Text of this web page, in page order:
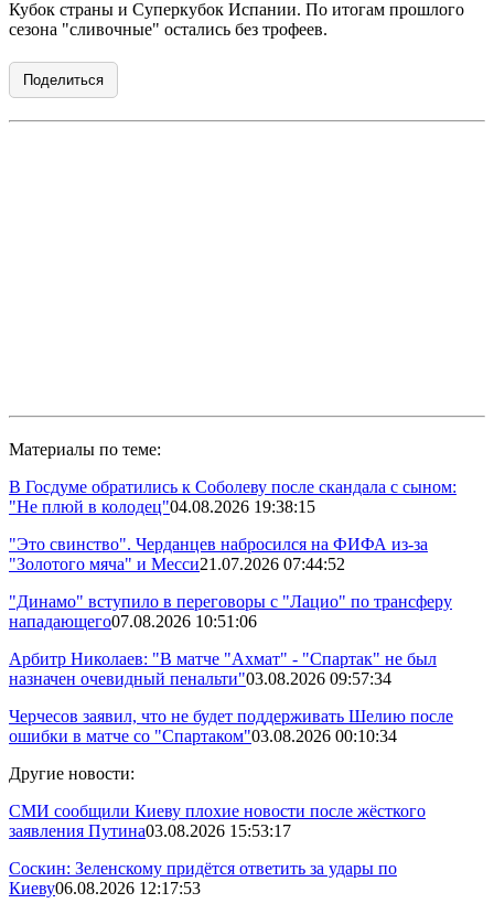
Кубок страны и Суперкубок Испании. По итогам прошлого
сезона "сливочные" остались без трофеев.
Поделиться
Материалы по теме:
В Госдуме обратились к Соболеву после скандала с сыном:
"Не плюй в колодец"04.08.2026 19:38:15
"Это свинство". Черданцев набросился на ФИФА из-за
"Золотого мяча" и Месси21.07.2026 07:44:52
"Динамо" вступило в переговоры с "Лацио" по трансферу
нападающего07.08.2026 10:51:06
Арбитр Николаев: "В матче "Ахмат" - "Спартак" не был
назначен очевидный пенальти"03.08.2026 09:57:34
Черчесов заявил, что не будет поддерживать Шелию после
ошибки в матче со "Спартаком"03.08.2026 00:10:34
Другие новости:
СМИ сообщили Киеву плохие новости после жёсткого
заявления Путина03.08.2026 15:53:17
Соскин: Зеленскому придётся ответить за удары по
Киеву06.08.2026 12:17:53